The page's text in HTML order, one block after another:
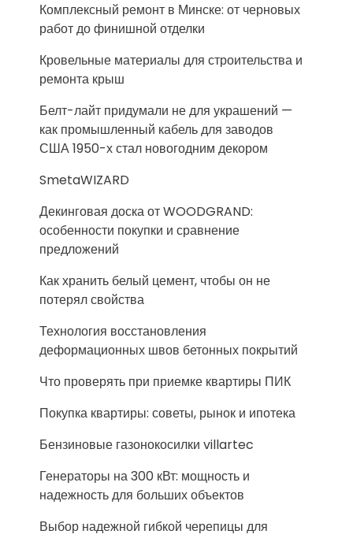
Комплексный ремонт в Минске: от черновых
работ до финишной отделки
Кровельные материалы для строительства и
ремонта крыш
Белт-лайт придумали не для украшений —
как промышленный кабель для заводов
США 1950-х стал новогодним декором
SmetaWIZARD
Декинговая доска от WOODGRAND:
особенности покупки и сравнение
предложений
Как хранить белый цемент, чтобы он не
потерял свойства
Технология восстановления
деформационных швов бетонных покрытий
Что проверять при приемке квартиры ПИК
Покупка квартиры: советы, рынок и ипотека
Бензиновые газонокосилки villartec
Генераторы на 300 кВт: мощность и
надежность для больших объектов
Выбор надежной гибкой черепицы для